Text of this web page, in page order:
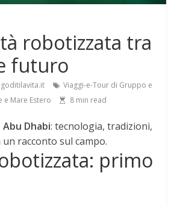
robotizzata tra
futuro
goditilavita.it
Viaggi-e-Tour di Gruppo e
e Mare Estero
8 min read
Abu Dhabi: tecnologia, tradizioni,
racconto sul campo.
primo